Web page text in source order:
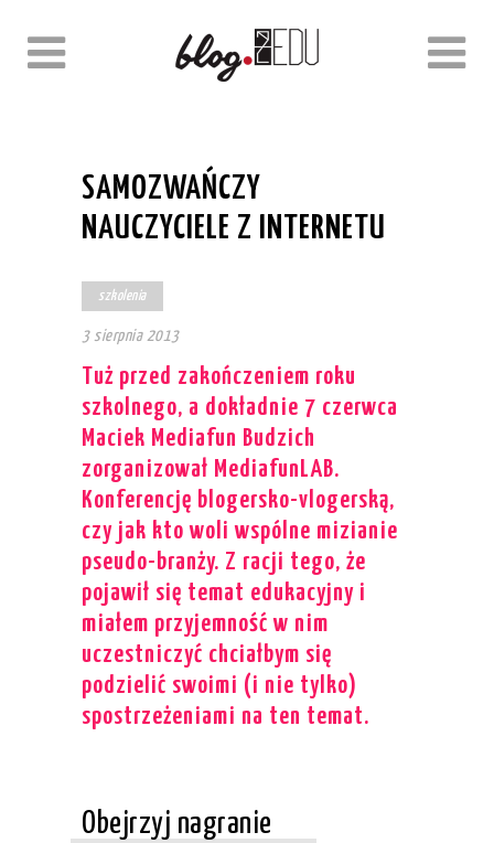
SAMOZWAŃCZY
NAUCZYCIELE Z INTERNETU
szkolenia
3 sierpnia 2013
Tuż przed zakończeniem roku
szkolnego, a dokładnie 7 czerwca
Maciek Mediafun Budzich
zorganizował MediafunLAB.
Konferencję blogersko-vlogerską,
czy jak kto woli wspólne mizianie
pseudo-branży. Z racji tego, że
pojawił się temat edukacyjny i
miałem przyjemność w nim
uczestniczyć chciałbym się
podzielić swoimi (i nie tylko)
spostrzeżeniami na ten temat.
Obejrzyj nagranie